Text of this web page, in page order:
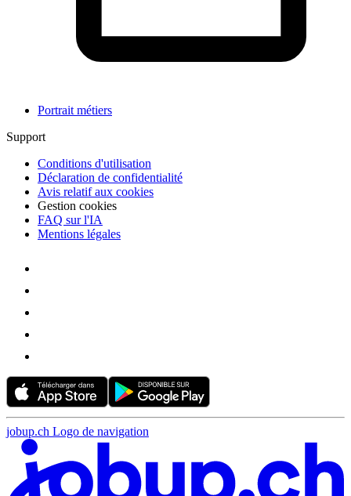
Portrait métiers
Support
Conditions d'utilisation
Déclaration de confidentialité
Avis relatif aux cookies
Gestion cookies
FAQ sur l'IA
Mentions légales
jobup.ch Logo de navigation